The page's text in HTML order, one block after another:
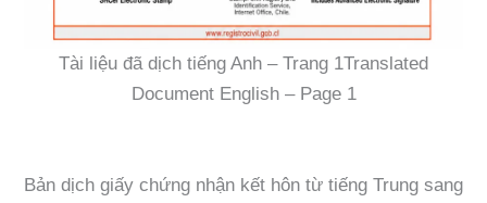
Tài liệu đã dịch tiếng Anh – Trang 1Translated
Document English – Page 1
Bản dịch giấy chứng nhận kết hôn từ tiếng Trung sang